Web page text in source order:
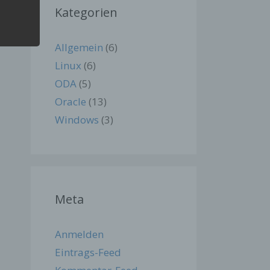
Kategorien
Allgemein (6)
Linux (6)
ODA (5)
Oracle (13)
Windows (3)
Meta
Anmelden
Eintrags-Feed
Sie